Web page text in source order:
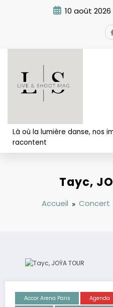
10 août 2026
Là où la lumière danse, nos
racontent
Tayc,
Accueil Concert
Accor Arena Paris Agenda